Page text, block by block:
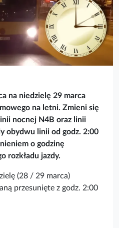
na niedzielę 29 marca
na letni. Zmieni się
nocnej N4B oraz linii
obydwu linii od godz. 2:00
o godzinę
rozkładu jazdy.
(28 / 29 marca)
przesunięte z godz. 2:00